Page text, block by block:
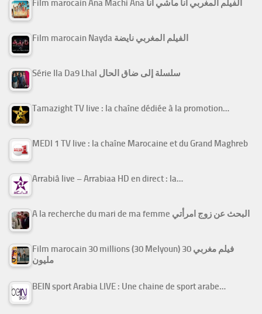
Film marocain Ana Machi Ana الفيلم المغربي أنا ماشي أنا
Film marocain Nayda الفيلم المغربي نايضة
Série Ila Da9 Lhal سلسلة إلى ضاق الحال
Tamazight TV live : la chaîne dédiée à la promotion…
MEDI 1 TV live : la chaîne Marocaine et du Grand Maghreb
Arrabiâ live – Arrabiaa HD en direct : la…
A la recherche du mari de ma femme البحث عن زوج امرأتي
Film marocain 30 millions (30 Melyoun) فيلم مغربي 30
مليون
BEIN sport Arabia LIVE : Une chaine de sport arabe…